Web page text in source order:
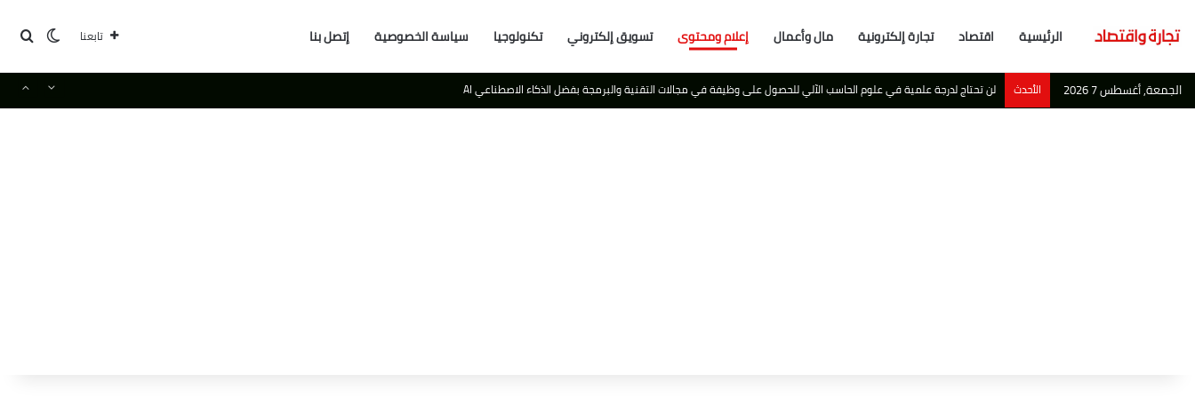
الرئيسية اقتصاد تجارة إلكترونية مال وأعمال إعلام ومحتوى تسويق إلكتروني تكنولوجيا سياسة الخصوصية إتصل بنا تابعنا الوضع
الجمعة, أغسطس 7 2026 الأحدث أبو ظبي تصبح احدث ملاذ آمن لاهم مليارديرات العالم